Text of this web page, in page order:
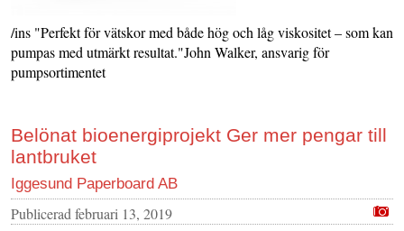
/ins "Perfekt för vätskor med både hög och låg viskositet – som kan
pumpas med utmärkt resultat."John Walker, ansvarig för
pumpsortimentet
Belönat bioenergiprojekt Ger mer pengar till
lantbruket
Iggesund Paperboard AB
Publicerad februari 13, 2019